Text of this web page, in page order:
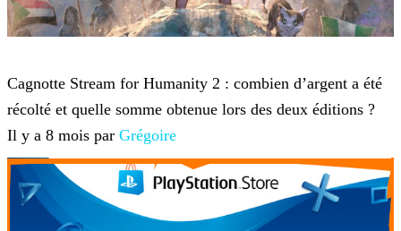
Cagnotte Stream for Humanity 2 : combien d’argent a été
récolté et quelle somme obtenue lors des deux éditions ?
Il y a 8 mois par Grégoire